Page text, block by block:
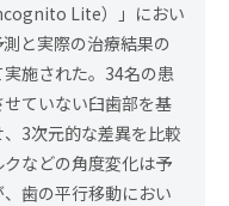
Lite）」におい
と実際の治療結果の
施された。34名の患
ていない臼歯部を基
3次元的な差異を比較
などの角度変化は予
歯の平行移動におい